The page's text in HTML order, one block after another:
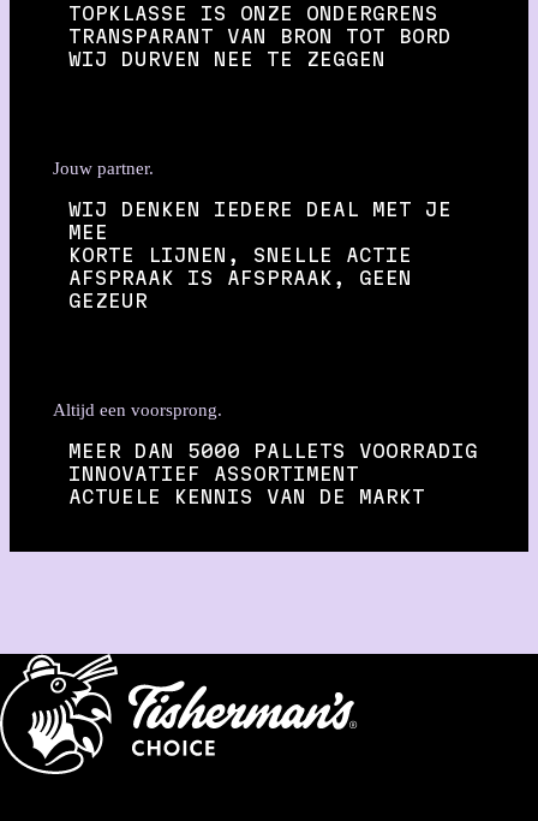
TOPKLASSE IS ONZE ONDERGRENS
TRANSPARANT VAN BRON TOT BORD
WIJ DURVEN NEE TE ZEGGEN
Jouw partner.
WIJ DENKEN IEDERE DEAL MET JE
MEE
KORTE LIJNEN, SNELLE ACTIE
AFSPRAAK IS AFSPRAAK, GEEN
GEZEUR
Altijd een voorsprong.
MEER DAN 5000 PALLETS VOORRADIG
INNOVATIEF ASSORTIMENT
ACTUELE KENNIS VAN DE MARKT